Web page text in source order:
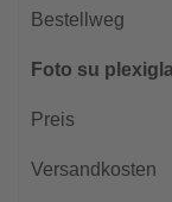
Foto su